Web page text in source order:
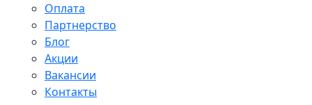
Оплата
Партнерство
Блог
Акции
Вакансии
Контакты